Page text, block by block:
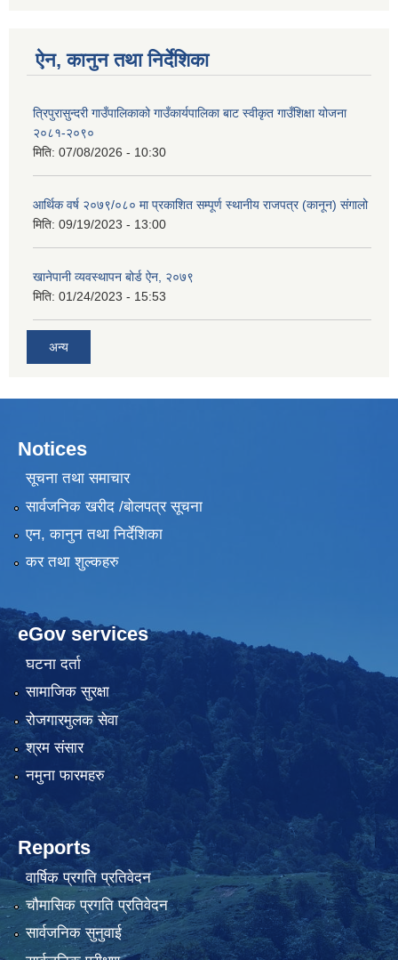
ऐन, कानुन तथा निर्देशिका
त्रिपुरासुन्दरी गाउँपालिकाको गाउँकार्यपालिका बाट स्वीकृत गाउँशिक्षा योजना
२०८१-२०९०
मिति: 07/08/2026 - 10:30
आर्थिक वर्ष २०७९/०८० मा प्रकाशित सम्पूर्ण स्थानीय राजपत्र (कानून) संगालो
मिति: 09/19/2023 - 13:00
खानेपानी व्यवस्थापन बोर्ड ऐन, २०७९
मिति: 01/24/2023 - 15:53
अन्य
Notices
सूचना तथा समाचार
सार्वजनिक खरीद /बोलपत्र सूचना
एन, कानुन तथा निर्देशिका
कर तथा शुल्कहरु
eGov services
घटना दर्ता
सामाजिक सुरक्षा
रोजगारमुलक सेवा
श्रम संसार
नमुना फारमहरु
Reports
वार्षिक प्रगति प्रतिवेदन
चौमासिक प्रगति प्रतिवेदन
सार्वजनिक सुनुवाई